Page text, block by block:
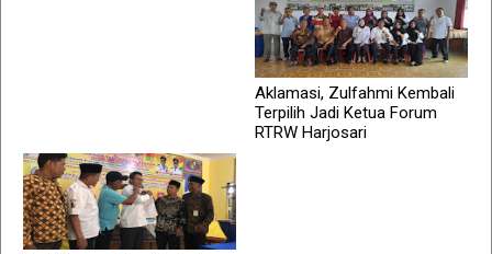
Aklamasi, Zulfahmi Kembali
Terpilih Jadi Ketua Forum
RTRW Harjosari